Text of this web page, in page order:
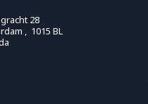
28
, 1015 BL